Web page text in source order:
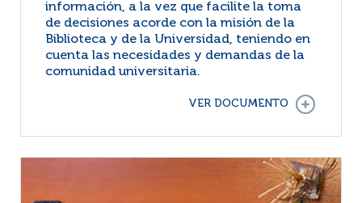
información, a la vez que facilite la toma
de decisiones acorde con la misión de la
Biblioteca y de la Universidad, teniendo en
cuenta las necesidades y demandas de la
comunidad universitaria.
VER DOCUMENTO